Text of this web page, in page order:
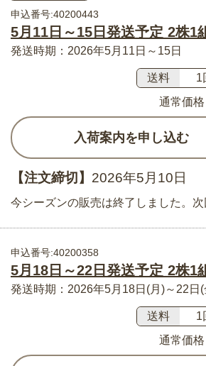
申込番号:40200443
5月11日～15日発送予定 2株1
発送時期：2026年5月11日～15日
送料 1
通常価格
入荷案内を申し込む
【注文締切】 2026年5月10日
今シーズンの販売は終了しました。次
申込番号:40200358
5月18日～22日発送予定 2株1
発送時期：2026年5月18日(月)～22日(
送料 1
通常価格